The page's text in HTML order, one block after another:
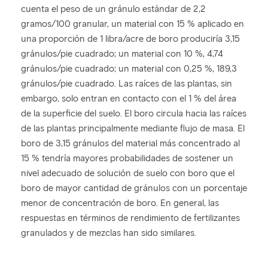
cuenta el peso de un gránulo estándar de 2,2
gramos/100 granular, un material con 15 % aplicado en
una proporción de 1 libra/acre de boro produciría 3,15
gránulos/pie cuadrado; un material con 10 %, 4,74
gránulos/pie cuadrado; un material con 0,25 %, 189,3
gránulos/pie cuadrado. Las raíces de las plantas, sin
embargo, solo entran en contacto con el 1 % del área
de la superficie del suelo. El boro circula hacia las raíces
de las plantas principalmente mediante flujo de masa. El
boro de 3,15 gránulos del material más concentrado al
15 % tendría mayores probabilidades de sostener un
nivel adecuado de solución de suelo con boro que el
boro de mayor cantidad de gránulos con un porcentaje
menor de concentración de boro. En general, las
respuestas en términos de rendimiento de fertilizantes
granulados y de mezclas han sido similares.